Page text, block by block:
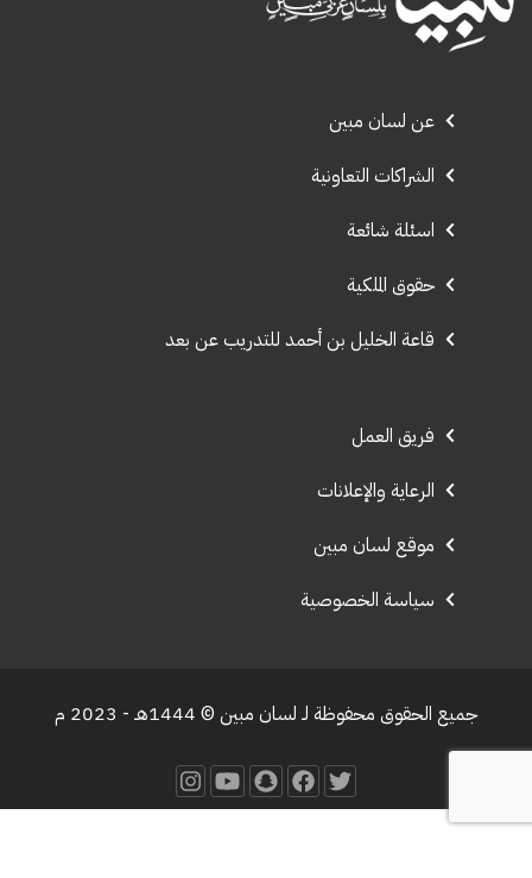
عن لسان مبين
الشراكات التعاونية
اسئلة شائعة
حقوق الملكية
قاعة الخليل بن أحمد للتدريب عن بعد
فريق العمل
الرعاية والإعلانات
موقع لسان مبين
سياسة الخصوصية
جميع الحقوق محفوظة لـ لسان مبين © 1444هـ - 2023 م